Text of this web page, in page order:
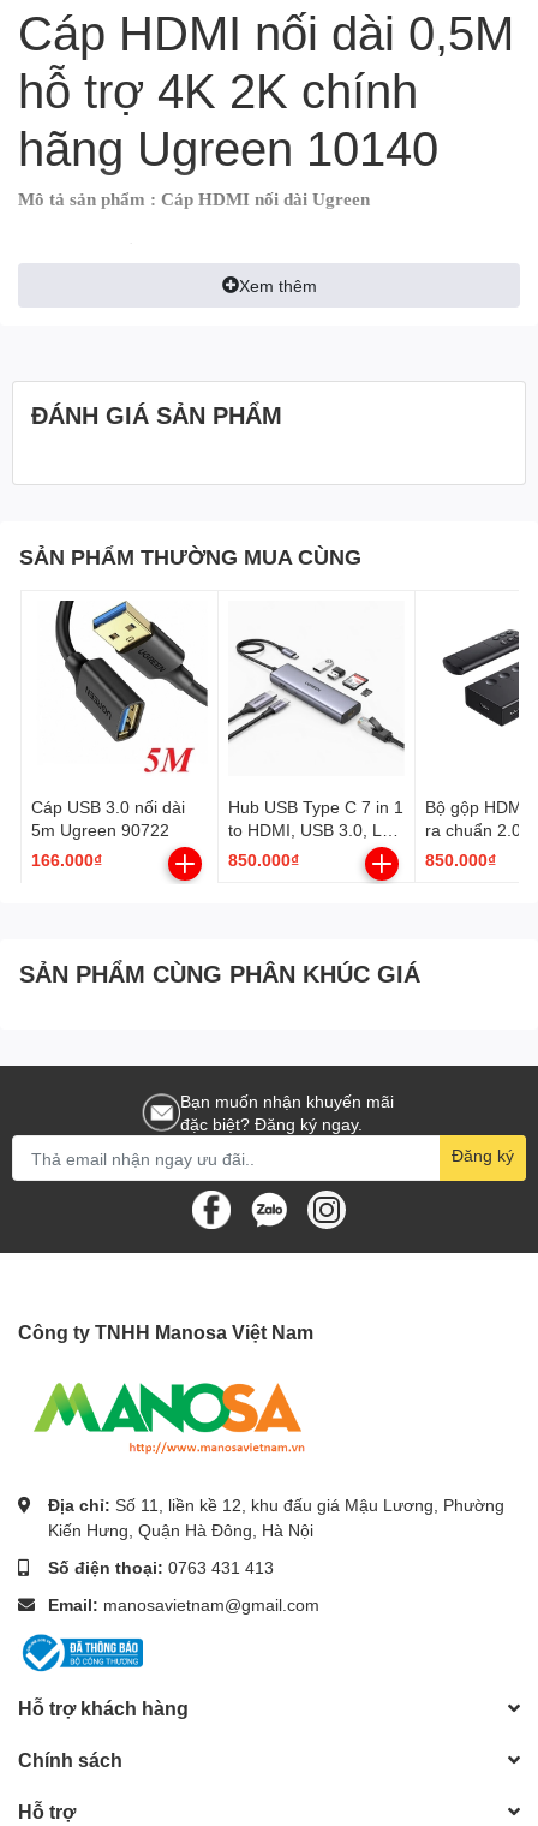
Cáp HDMI nối dài 0,5M
hỗ trợ 4K 2K chính
hãng Ugreen 10140
Mô tả sản phẩm : Cáp HDMI nối dài Ugreen
- Cáp hỗ trợ mở rộng truyền tải tín hiệu hình ảnh tốc độ cao thông
- Hỗ trợ Dolby TrueHD và DTS-HD Master Audio
- Truyền tải mạng tốc độ cao vào một liên kếtHDMI
âm thanh "ngược dòng" với một hệ thống âm thanh surround, loại
- Hỗ trợ 3D giúp bạn xem video 3D, chơi game 3D và các ứng
dụng 3D cao cấp
- Hỗ trợ độ phân giải 4K
hệ tiếp theo sẽ cạnh tranh với hệ thống Digital Cinema sử dụng
trong nhiều rạp chiếu phim thương mại.
Xem thêm
ĐÁNH GIÁ SẢN PHẨM
SẢN PHẨM THƯỜNG MUA CÙNG
Cáp USB 3.0 nối dài
5m Ugreen 90722
166.000₫
Hub USB Type C 7 in 1
to HDMI, USB 3.0, Lan
RJ45, SD/TF, PD
100W Ugreen 90568
850.000₫
Bộ gộp HDMI
ra chuẩn 2.0
4K@60Hz 3D
850.000₫
SẢN PHẨM CÙNG PHÂN KHÚC GIÁ
Bạn muốn nhận khuyến mãi
đặc biệt? Đăng ký ngay.
Đăng ký
Công ty TNHH Manosa Việt Nam
Địa chỉ: Số 11, liền kề 12, khu đấu giá Mậu Lương, Phường
Kiến Hưng, Quận Hà Đông, Hà Nội
Số điện thoại: 0763 431 413
Email: manosavietnam@gmail.com
Hỗ trợ khách hàng
Chính sách
Hỗ trợ